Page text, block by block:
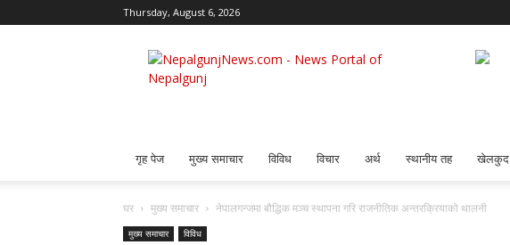
Thursday, August 6, 2026
Nepalgunj
News
गृह पेज मुख्य समाचार विविध विचार अर्थ स्थानीय तह खेलकुद
घर मुख्य समाचार नेपालगन्जमा बौद्धिक मञ्च स्थापना गरि राजनीतिक अन्तरक्रियाको थालनी
मुख्य समाचार विविध